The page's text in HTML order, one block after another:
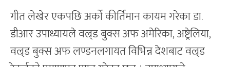
गीत लेखेर एकपछि अर्को कीर्तिमान कायम गरेका डा.
डीआर उपाध्यायले वल्र्ड बुक्स अफ अमेरिका, अष्ट्रेलिया,
वल्र्ड बुक्स अफ लण्डनलगायत विभिन्न देशबाट वल्र्ड